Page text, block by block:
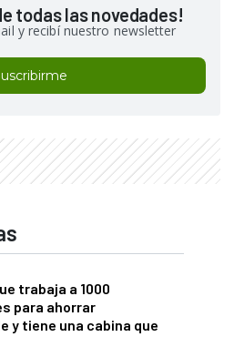
todas las novedades!
y recibí nuestro newsletter
trabaja a 1000
para ahorrar
y tiene una cabina que